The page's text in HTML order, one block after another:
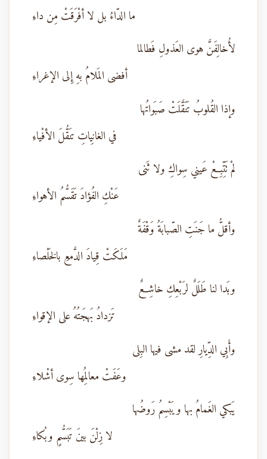
ما الدّاءُ بل لا أفْرَقَتْ مِن داءِ
لأُخالِفَنَّ هوى العَذولِ فَطالما
أفضى المَلامُ بهِ إِلى الإغراءِ
وإذا القُلوبُ تَنَقَّلَتْ صَبَواتُها
في الغانِياتِ تنَقُّلَ الأفْياءِ
لمْ تَتِّبِعْ عَيني سِواكِ ولا ثَنى
عَنْكِ الفُؤادَ تَقَسُّمُ الأهواءِ
وأقلُّ ما جَنَتِ الصّبابَةُ وَقْفَةٌ
مَلَكَتْ قِيادَ الدَّمعِ بالخَلْصاءِ
وبَدا لنا طَلَلٌ لرَبْعِكِ خاشِعٌ
تَزدادُ بَهجَتُهُ على الإقواءِ
وأَبِي الدِّيارِ لقد مشى فيها البِلى
وعَفَتْ معالِمُها سِوى أشْلاءِ
يَبكي الغَمامُ بها ويَبْسِمُ رَوضُها
لا زِلْنَ بينَ تَبَسُّمٍ وبُكاءِ